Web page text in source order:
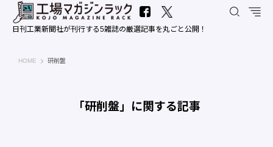
日刊工業新聞社が刊行する5雑誌の厳選記事を丸ごと公開！
HOME 工場マガジンラック｜日刊工業新聞社
研削盤
「研削盤」に関する記事